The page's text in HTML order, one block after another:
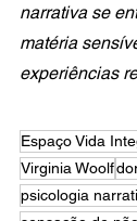
narrativa se
matéria
experiências
Espaço Vida
Virginia Woolf
psicologia